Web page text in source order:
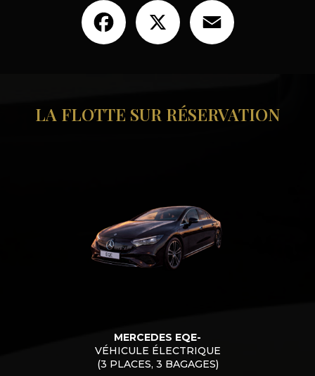
Facebook
LA FLOTTE SUR RÉSERVATION
MERCEDES EQE-
VÉHICULE ÉLECTRIQUE
(3 PLACES, 3 BAGAGES)